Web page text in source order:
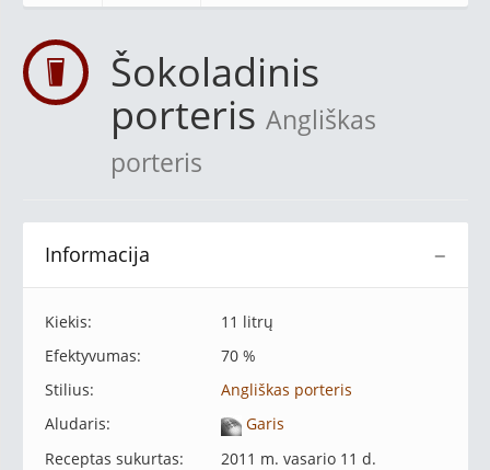
Šokoladinis
porteris Angliškas
porteris
−
Informacija
Kiekis:
11 litrų
Efektyvumas:
70 %
Stilius:
Angliškas porteris
Aludaris:
Garis
Receptas sukurtas:
2011 m. vasario 11 d.